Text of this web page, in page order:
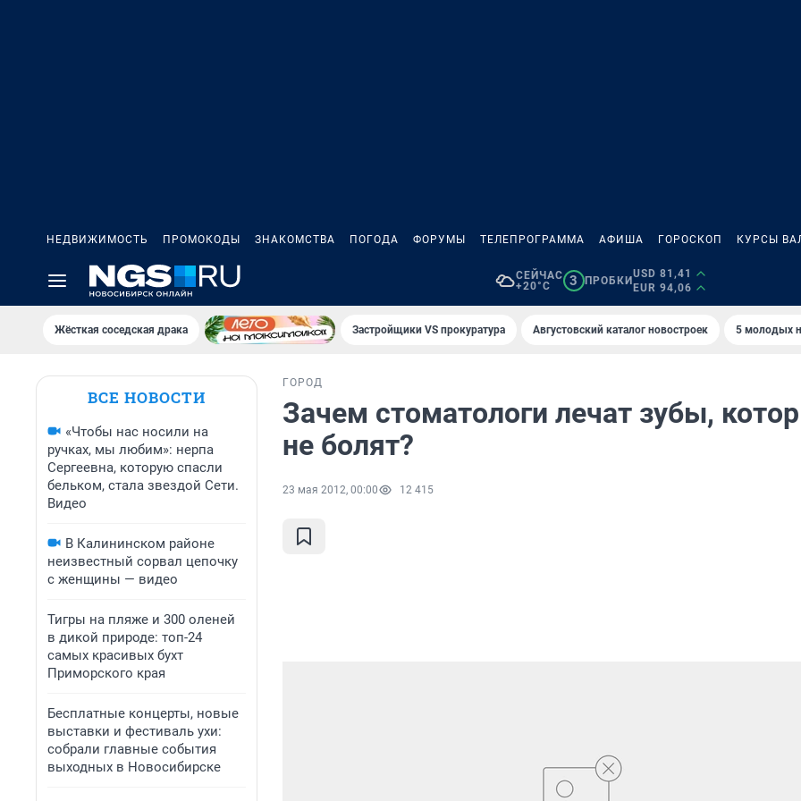
НЕДВИЖИМОСТЬ ПРОМОКОДЫ ЗНАКОМСТВА ПОГОДА ФОРУМЫ ТЕЛЕПРОГРАММА АФИША ГОРОСКОП КУРСЫ
СЕЙЧАС
+20°C
3 ПРОБКИ
USD 81,41
EUR 94,06
Жёсткая соседская драка Застройщики VS прокуратура Августовский каталог новостроек 5 молодых
ВСЕ НОВОСТИ
«Чтобы нас носили на
ручках, мы любим»: нерпа
Сергеевна, которую спасли
бельком, стала звездой Сети.
Видео
В Калининском районе
неизвестный сорвал цепочку
с женщины — видео
Тигры на пляже и 300 оленей
в дикой природе: топ-24
самых красивых бухт
Приморского края
Бесплатные концерты, новые
выставки и фестиваль ухи:
собрали главные события
выходных в Новосибирске
ГОРОД
Зачем стоматологи лечат зубы,
не болят?
23 мая 2012, 00:00 12 415